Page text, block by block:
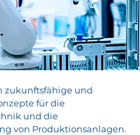
zukunftsfähige und
für die
und die
von Produktionsanlagen.